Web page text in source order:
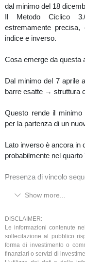
dal minimo del 18
Il Metodo Ciclico
estremamente
indice e inverso.
Cosa emerge da questa
Dal minimo del 7 aprile
barre esatte → struttura
Questo rende il
per la partenza di un
Lato inverso è ancora in
probabilmente nel
Presenza di vincolo
primo trimestrale positivo
secondo negativo → crea
terzo positivo
Show more...
DISCLAIMER:
Le informazioni contenute
sollecitazione al pubblico
forma di investimento o
finanziari o servizi di